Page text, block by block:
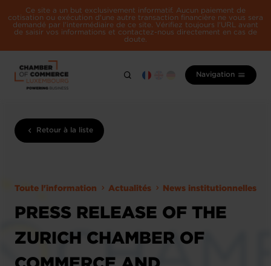
Ce site a un but exclusivement informatif. Aucun paiement de
cotisation ou exécution d'une autre transaction financière ne vous sera
demandé par l'intermédiaire de ce site. Vérifiez toujours l'URL avant
de saisir vos informations et contactez-nous directement en cas de
doute.
Navigation
Retour à la liste
Toute l'information Actualités News institutionnelles
PRESS RELEASE OF THE
ZURICH CHAMBER OF